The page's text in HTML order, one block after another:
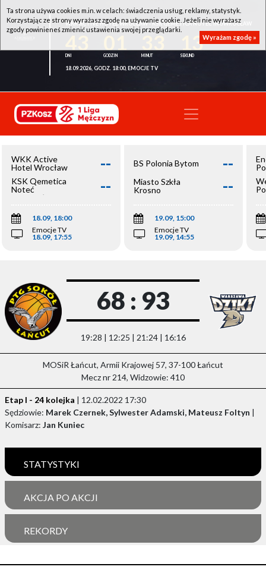
WKK ACTIVE HOTEL WROCŁAW - KSK QEMETICA NOTEĆ INOWROCŁAW
13
18.09.2026, GODZ. 18:00, EMOCJE TV
WKK Active
Hotel Wrocław
--
KSK Qemetica
Noteć
Inowrocław
--
18.09, 18:00
Emocje TV
18.09, 17:55
BS Polonia Bytom --
Miasto Szkła
Krosno
--
19.09, 15:00
Emocje TV
19.09, 14:55
68 : 93
19:28 | 12:25 | 21:24 | 16:16
MOSiR Łańcut, Armii Krajowej 57, 37-100 Łańcut
Mecz nr 214, Widzowie: 410
Etap I - 24 kolejka | 12.02.2022 17:30
Sędziowie: Marek Czernek, Sylwester Adamski, Mateusz Foltyn |
Komisarz: Jan Kuniec
STATYSTYKI
AKCJA PO AKCJI
REKORDY
Ta strona używa cookies m.in. w celach: świadczenia usług, reklamy, statystyk.
Korzystając ze strony wyrażasz zgodę na używanie cookie. Jeżeli nie wyrażasz
zgody powinieneś zmienić ustawienia swojej przeglądarki.
Wyrażam zgodę »